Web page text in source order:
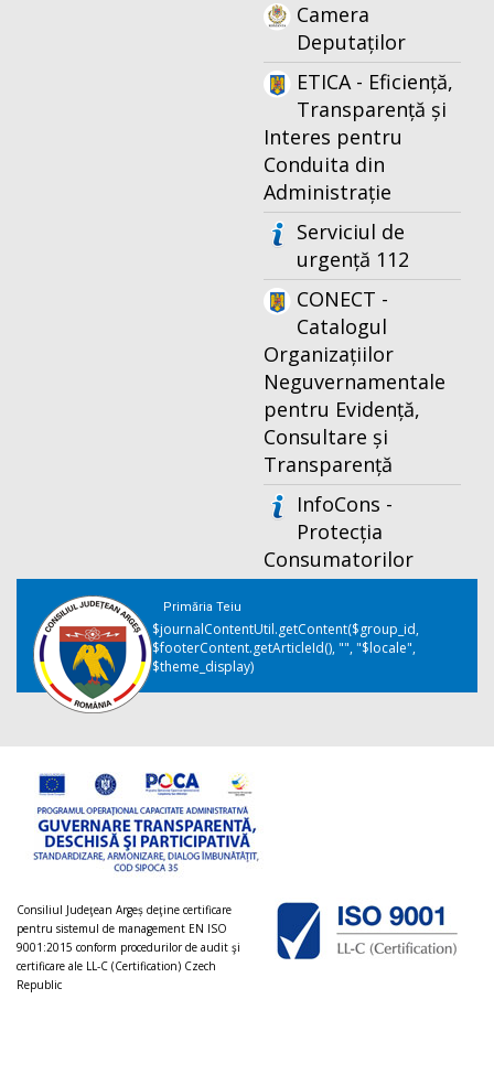
Camera
Deputaților
ETICA - Eficiență,
Transparență și
Interes pentru
Conduita din
Administrație
Serviciul de
urgență 112
CONECT -
Catalogul
Organizațiilor
Neguvernamentale
pentru Evidență,
Consultare și
Transparență
InfoCons -
Protecția
Consumatorilor
Primăria Teiu
$journalContentUtil.getContent($group_id,
$footerContent.getArticleId(), "", "$locale",
$theme_display)
Consiliul Judeţean Argeș deţine certificare
pentru sistemul de management EN ISO
9001:2015 conform procedurilor de audit şi
certificare ale LL-C (Certification) Czech
Republic